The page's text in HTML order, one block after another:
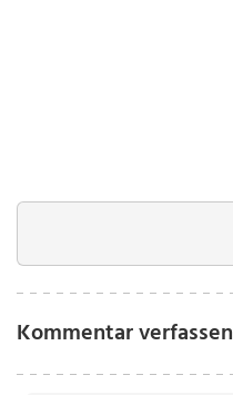
Kommentar verfassen